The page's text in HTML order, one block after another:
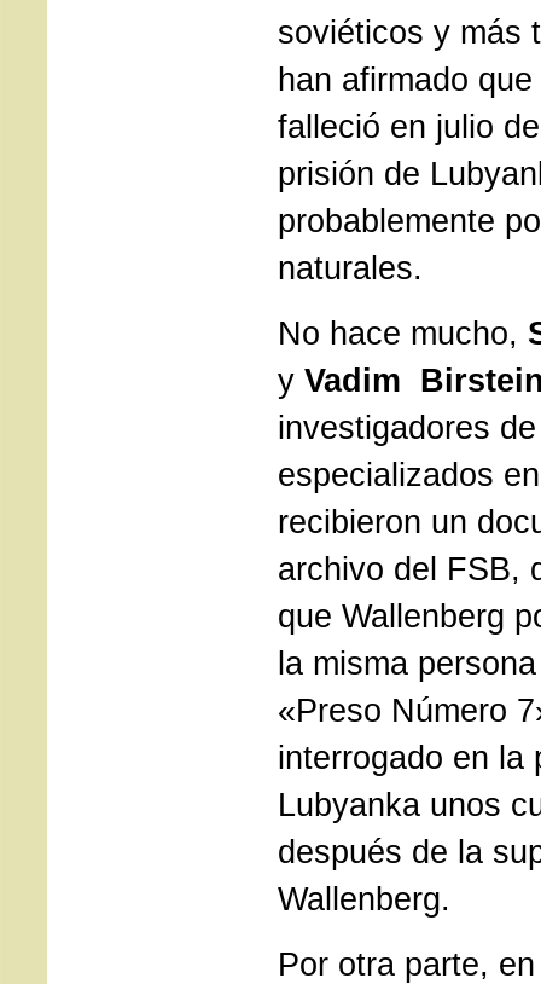
soviéticos y más
han afirmado
falleció en julio
prisión de
probablemente
naturales.
No hace mucho,
y Vadim
investigadores
especializados
recibieron un
archivo del FSB,
que Wallenberg
la misma
«Preso Número
interrogado en la
Lubyanka unos
después de la
Wallenberg.
Por otra parte,